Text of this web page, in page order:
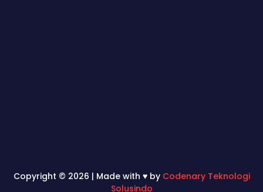
Copyright © 2026 | Made with ♥ by Codenary Teknologi
Solusindo